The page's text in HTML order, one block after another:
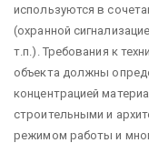
используются в
(охранной
т.п.). Требования к
объекта должны
концентрацией
строительными и
режимом работы и